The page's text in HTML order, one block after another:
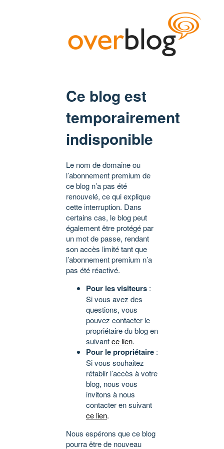
Ce blog est
temporairement
indisponible
Le nom de domaine ou
l’abonnement premium de
ce blog n’a pas été
renouvelé, ce qui explique
cette interruption. Dans
certains cas, le blog peut
également être protégé par
un mot de passe, rendant
son accès limité tant que
l’abonnement premium n’a
pas été réactivé.
Pour les visiteurs :
Si vous avez des
questions, vous
pouvez contacter le
propriétaire du blog en
suivantce lien.
Pour le propriétaire :
Si vous souhaitez
rétablir l’accès à votre
blog, nous vous
invitons à nous
contacter en suivant
ce lien.
Nous espérons que ce blog
pourra être de nouveau